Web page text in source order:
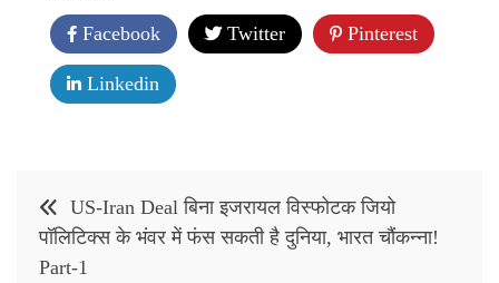
Facebook Twitter Pinterest
Linkedin
Post
navigation
US-Iran Deal बिना इजरायल विस्फोटक जियो
पॉलिटिक्स के भंवर में फंस सकती है दुनिया, भारत चौंकन्ना!
Part-1